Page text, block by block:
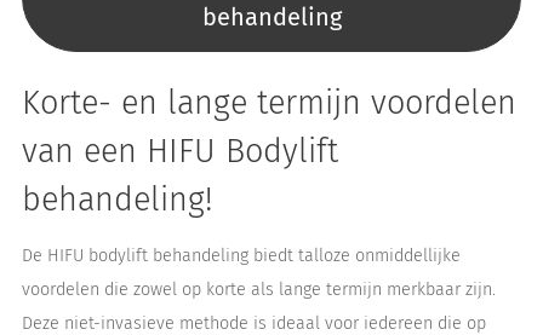
behandeling
Korte- en lange termijn voordelen
van een HIFU Bodylift
behandeling!
De HIFU bodylift behandeling biedt talloze onmiddellijke
voordelen die zowel op korte als lange termijn merkbaar zijn.
Deze niet-invasieve methode is ideaal voor iedereen die op